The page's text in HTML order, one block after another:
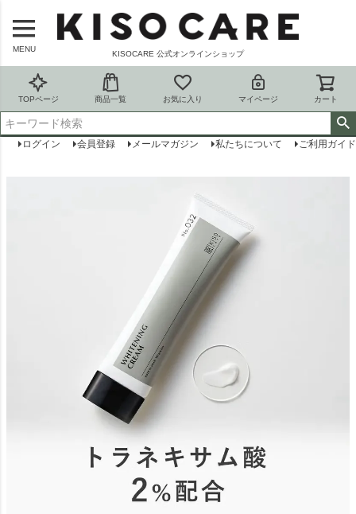
MENU
KISOCARE 公式オンラインショップ
TOPページ 商品一覧 お気に入り マイページ カート
ログイン 会員登録 メールマガジン 私たちについて ご利用ガイド